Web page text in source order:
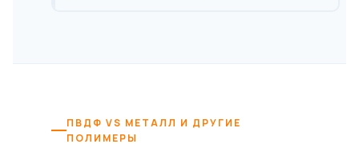
ПВДФ VS МЕТАЛЛ И ДРУГИЕ
ПОЛИМЕРЫ